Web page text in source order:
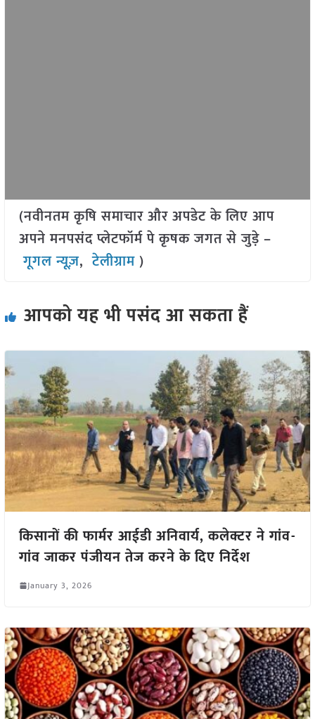
(नवीनतम कृषि समाचार और अपडेट के लिए आप
अपने मनपसंद प्लेटफॉर्म पे कृषक जगत से जुड़े –
गूगल न्यूज़,टेलीग्राम )
आपको यह भी पसंद आ सकता हैं
किसानों की फार्मर आईडी अनिवार्य, कलेक्टर ने गांव-
गांव जाकर पंजीयन तेज करने के दिए निर्देश
January 3, 2026